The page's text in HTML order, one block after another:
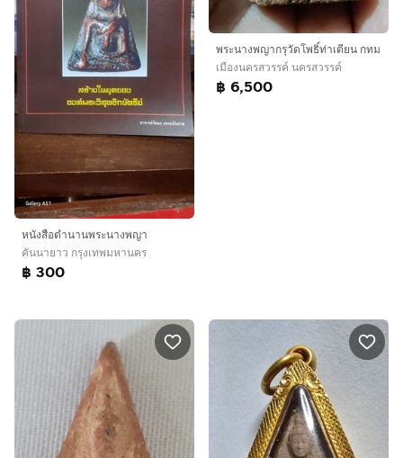
หนังสือตำนานพระนางพญา
คันนายาว กรุงเทพมหานคร
฿ 300
พระนางพญากรุวัดโพธิ์ท่าเตียน กทม
เมืองนครสวรรค์ นครสวรรค์
฿ 6,500